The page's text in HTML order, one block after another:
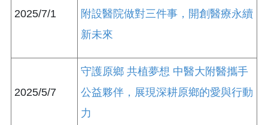
2025/7/1
附設醫院做對三件事，開創醫療永續
新未來
2025/5/7
守護原鄉 共植夢想 中醫大附醫攜手
公益夥伴，展現深耕原鄉的愛與行動
力